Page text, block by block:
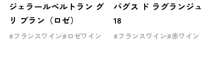
ジェラールベルトラン グ
リ ブラン（ロゼ）
フランスワイン ロゼワイン
パグス ド ラグランジュ
18
フランスワイン 赤ワイン